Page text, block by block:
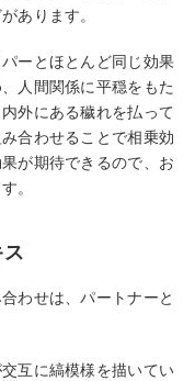
あります。
ーとほとんど同じ効果
人間関係に平穏をもた
外にある穢れを払って
合わせることで相乗効
が期待できるので、お
。
わせは、パートナーと
互に縞模様を描いてい